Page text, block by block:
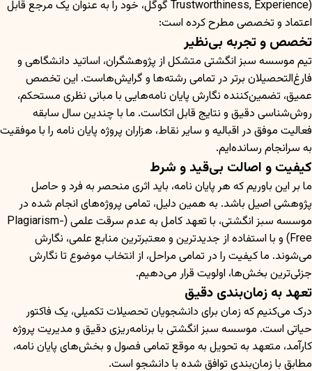
Trustworthiness, Experience) گوگل، خود را به عنوان یک مرجع قابل
اعتماد و تخصصی مطرح کرده است:
تخصص و تجربه بی‌نظیر
تیم موسسه سبز انگشتی متشکل از پژوهشگران، اساتید دانشگاهی و
فارغ‌التحصیلان برتر در تمامی رشته‌ها و گرایش‌هاست. این تخصص
عمیق، تضمین‌کننده نگارش پایان نامه‌هایی با مبانی نظری مستحکم،
روش‌شناسی دقیق و نتایج قابل اتکاست. ما با چندین سال سابقه
فعالیت موفق در اقبالیه و سایر نقاط، هزاران پروژه پایان نامه را با موفقیت
به سرانجام رسانده‌ایم.
کیفیت و اصالت بی‌قید و شرط
ما بر این باوریم که هر پایان نامه، باید اثری منحصر به فرد و حاصل
پژوهشی اصیل باشد. به همین دلیل، تمامی پروژه‌های انجام شده در
موسسه سبز انگشتی، با تعهد کامل به عدم سرقت علمی (Plagiarism-
Free) و با استفاده از جدیدترین و معتبرترین منابع علمی، نگارش
می‌شوند. ما کیفیت را در تمامی مراحل، از انتخاب موضوع تا نگارش
جزئی‌ترین بخش‌ها، اولویت قرار می‌دهیم.
تعهد به زمان‌بندی دقیق
درک می‌کنیم که زمان برای دانشجویان تحصیلات تکمیلی، یک فاکتور
حیاتی است. موسسه سبز انگشتی با برنامه‌ریزی دقیق و مدیریت پروژه
کارآمد، متعهد به تحویل به موقع تمامی فصول و بخش‌های پایان نامه،
مطابق با زمان‌بندی توافق شده با دانشجو است.